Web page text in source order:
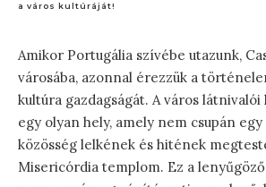
a város kultúráját!
Amikor Portugália szívébe utazunk,
városába, azonnal érezzük a
kultúra gazdagságát. A város
egy olyan hely, amely nem csupán
közösség lelkének és hitének
Misericórdia templom. Ez a